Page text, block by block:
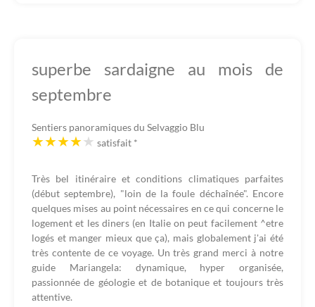
superbe sardaigne au mois de
septembre
Sentiers panoramiques du Selvaggio Blu
satisfait *
Très bel itinéraire et conditions climatiques parfaites
(début septembre), "loin de la foule déchaînée". Encore
quelques mises au point nécessaires en ce qui concerne le
logement et les diners (en Italie on peut facilement ^etre
logés et manger mieux que ça), mais globalement j'ai été
très contente de ce voyage. Un très grand merci à notre
guide Mariangela: dynamique, hyper organisée,
passionnée de géologie et de botanique et toujours très
attentive.